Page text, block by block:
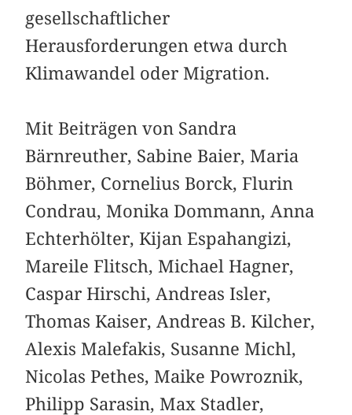
gesellschaftlicher
Herausforderungen etwa durch
Klimawandel oder Migration.
Mit Beiträgen von Sandra
Bärnreuther, Sabine Baier, Maria
Böhmer, Cornelius Borck, Flurin
Condrau, Monika Dommann, Anna
Echterhölter, Kijan Espahangizi,
Mareile Flitsch, Michael Hagner,
Caspar Hirschi, Andreas Isler,
Thomas Kaiser, Andreas B. Kilcher,
Alexis Malefakis, Susanne Michl,
Nicolas Pethes, Maike Powroznik,
Philipp Sarasin, Max Stadler,